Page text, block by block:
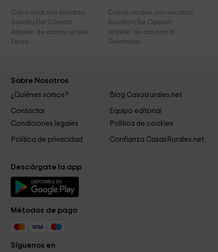
Casa rural con encanto
Savalla Del Comtat
Casas rurales con encanto
Rocafort De Queralt
Alquiler de casas rurales
Fores
Alquiler de casa rural
Guialmons
Sobre Nosotros
¿Quiénes somos? Blog Casasrurales.net
Contactar
Equipo editorial
Condiciones legales
Política de cookies
Política de privacidad Confianza CasasRurales.net
Descárgate la app
Métodos de pago
Síguenos en